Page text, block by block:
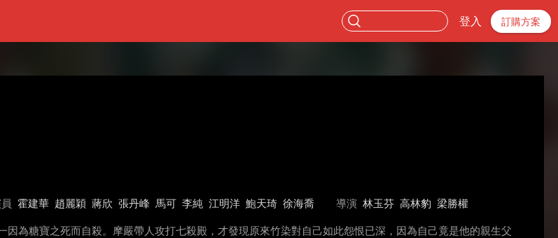
登入 訂購方案
霍建華 趙麗穎 蔣欣 張丹峰 馬可 李純 江明洋 鮑天琦 徐海喬 導演 林玉芬 高林豹 梁勝權
為糖寶之死而自殺。摩嚴帶人攻打七殺殿，才發現原來竹染對自己如此怨恨已深，因為自己竟是他的親生父